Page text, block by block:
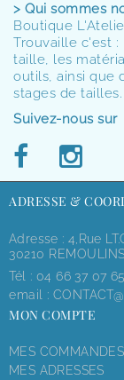
> Qui sommes
Boutique
Trouvaille c'est :
taille, les
outils, ainsi que
stages de tailles.
Suivez-nous sur
ADRESSE &
Adresse : 4,rue
30210 REMOULINS
Tél : 04 66 37 07 65
email :
MON COMPTE
MES COMMANDES
MES ADRESSES